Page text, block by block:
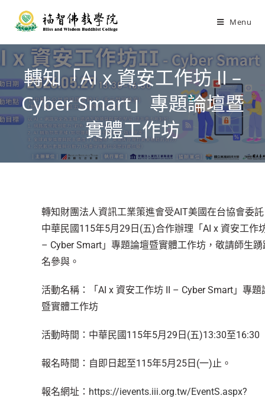
Menu
轉知「AI x 資安工作坊 II –
Cyber Smart」專題論壇暨
實體工作坊
轉知財團法人資訊工業策進會受AIT美國在台協會委
中華民國115年5月29日(五)合作辦理「AI x 資安工作
– Cyber Smart」專題論壇暨實體工作坊，敬請師生踴
名參與。
活動名稱：「AI x 資安工作坊 II – Cyber Smart」專題
暨實體工作坊
活動時間：中華民國115年5月29日(五)13:30至16:30
報名時間：自即日起至115年5月25日(一)止。
報名網址： https://ievents.iii.org.tw/EventS.aspx?